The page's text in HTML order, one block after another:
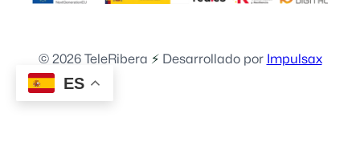
© 2026 TeleRibera ⚡️Desarrollado por Impulsax
ES